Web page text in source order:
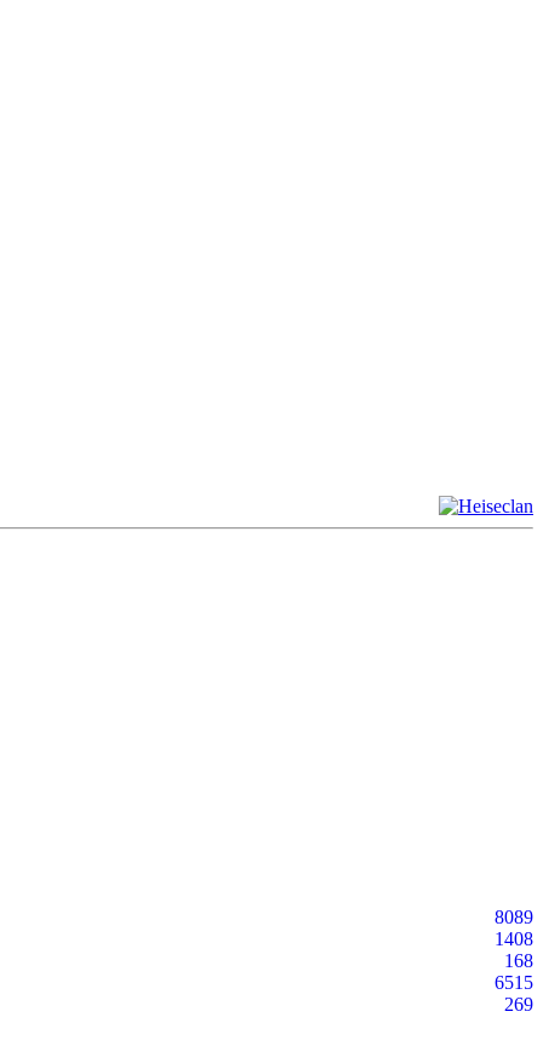
8089
1408
168
6515
269